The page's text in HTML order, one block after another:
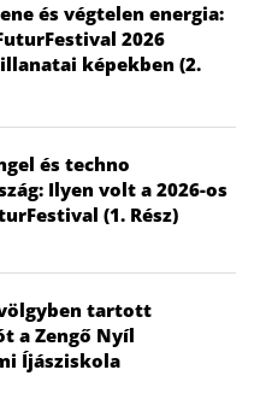
és végtelen energia:
2026
képekben (2.
és techno
Ilyen volt a 2026-os
(1. Rész)
tartott
a Zengő Nyíl
Íjásziskola